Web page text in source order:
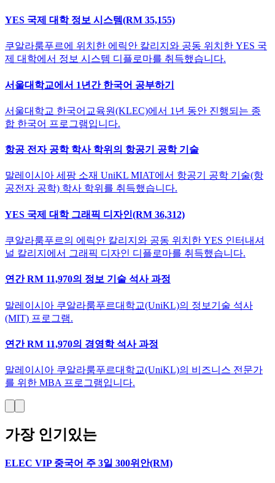
YES 국제 대학 정보 시스템(RM 35,155)
쿠알라룸푸르에 위치한 에릭안 칼리지와 공동 위치한 YES 국
제 대학에서 정보 시스템 디플로마를 취득했습니다.
서울대학교에서 1년간 한국어 공부하기
서울대학교 한국어교육원(KLEC)에서 1년 동안 진행되는 종
합 한국어 프로그램입니다.
항공 전자 공학 학사 학위의 항공기 공학 기술
말레이시아 세팡 소재 UniKL MIAT에서 항공기 공학 기술(항
공전자 공학) 학사 학위를 취득했습니다.
YES 국제 대학 그래픽 디자인(RM 36,312)
쿠알라룸푸르의 에릭안 칼리지와 공동 위치한 YES 인터내셔
널 칼리지에서 그래픽 디자인 디플로마를 취득했습니다.
연간 RM 11,970의 정보 기술 석사 과정
말레이시아 쿠알라룸푸르대학교(UniKL)의 정보기술 석사
(MIT) 프로그램.
연간 RM 11,970의 경영학 석사 과정
말레이시아 쿠알라룸푸르대학교(UniKL)의 비즈니스 전문가
를 위한 MBA 프로그램입니다.
가장 인기있는
ELEC VIP 중국어 주 3일 300위안(RM)